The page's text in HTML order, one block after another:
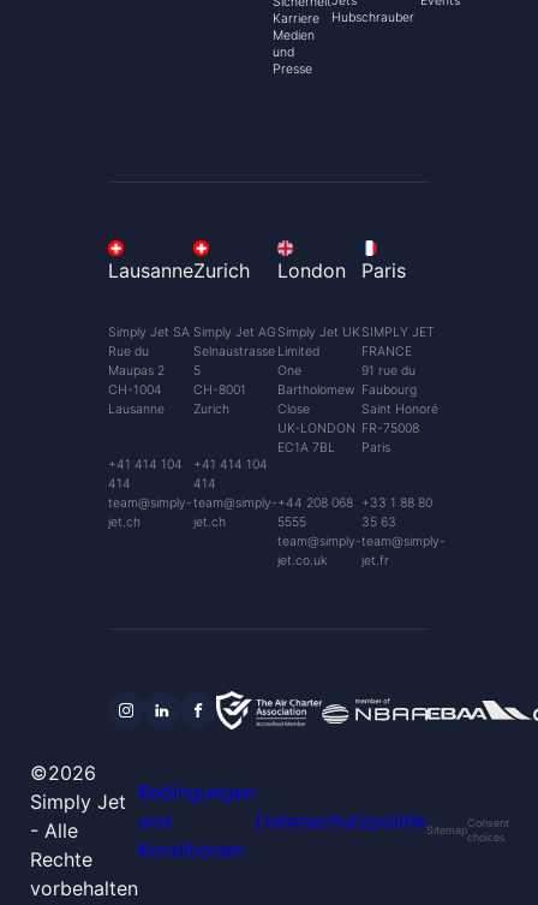
Karriere
Medien
und
Presse
Hubschrauber
Lausanne
Simply Jet SA
Rue du
Maupas 2
CH-1004
Lausanne
+41 414 104
414
team@simply-
jet.ch
Zurich
Simply Jet AG
Selnaustrasse
5
CH-8001
Zurich
+41 414 104
414
team@simply-
jet.ch
London
Simply Jet UK
Limited
One
Bartholomew
Close
UK-LONDON
EC1A 7BL
+44 208 068
5555
team@simply-
jet.co.uk
Paris
SIMPLY JET
FRANCE
91 rue du
Faubourg
Saint Honoré
FR-75008
Paris
+33 1 88 80
35 63
team@simply-
jet.fr
©2026
Simply Jet
- Alle
Rechte
vorbehalten
Bedingungen
und
Konditionen
DatenschutzpolitikSitemap
Consent
choices